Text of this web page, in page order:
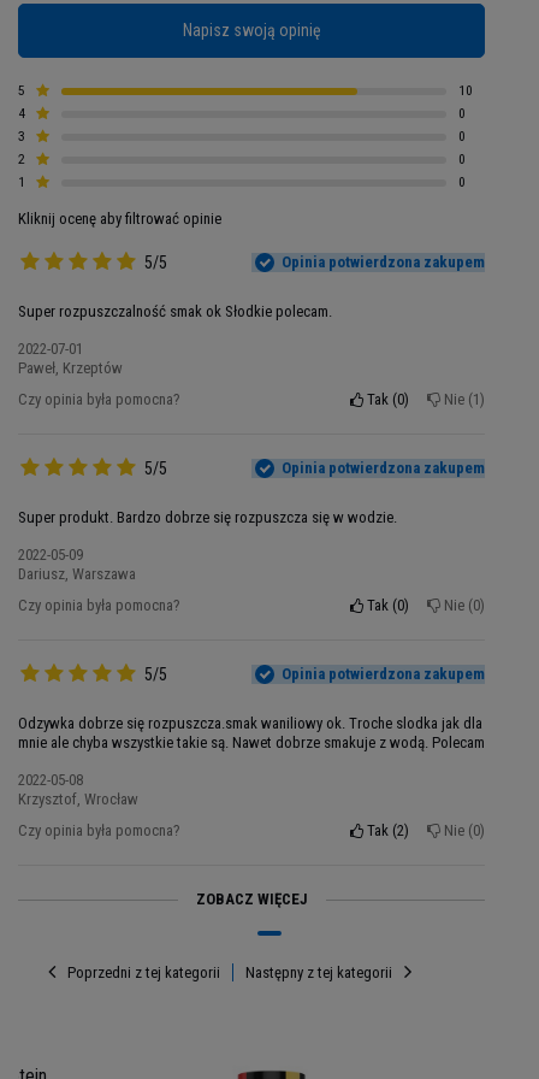
anabolicznie.Optymalne spożycie białka
zmniejsza uczucie zmęczenia i przekłada się na
możliwość wykonywania dłuższych i cięższych
treningów.W 100% Whey Protein
znajdziesz nie
tylko koncentrat, ale również
izolat białka
serwatkowego
. Izolaty to najbardziej
zaawansowane technologicznie odżywki
białkowe. Specjalny proces wytwarzania tego
wartościowych i bioaktywnych składników.Izolat
wchłanialne białko serwatkowe
prawie nie zawiera węglowodanów i tłuszczu -
białko stanowi około 85-90% składu.
Porcja: 30g
Porcji w opakowaniu: 75
Opakowanie: 2250g
Składniki 100% Whey Protein
smaki: koncentrat białka serwatkowego
(zawiera
przeciwzbrylającą: fosforan wapnia), izolat
(zawiera lecytynę
kakao (smak: czekolada+kakao i
czekolada+wiśnia)
Napisz swoją opinię
5
10
4
0
3
0
2
0
1
0
Kliknij ocenę aby filtrować opinie
5/5 Opinia potwierdzona zakupem
Super rozpuszczalność smak ok Słodkie polecam.
2022-07-01
Paweł, Krzeptów
Czy opinia była pomocna?
Tak 0 Nie 1
5/5 Opinia potwierdzona zakupem
Super produkt. Bardzo dobrze się rozpuszcza się w wodzie.
2022-05-09
Dariusz, Warszawa
Czy opinia była pomocna?
Tak 0 Nie 0
5/5 Opinia potwierdzona zakupem
Odzywka dobrze się rozpuszcza.smak waniliowy ok. Troche slodka jak dla
mnie ale chyba wszystkie takie są. Nawet dobrze smakuje z wodą. Polecam
2022-05-08
Krzysztof, Wrocław
Czy opinia była pomocna?
Tak 2 Nie 0
ZOBACZ WIĘCEJ
Poprzedni z tej kategorii Następny z tej kategorii